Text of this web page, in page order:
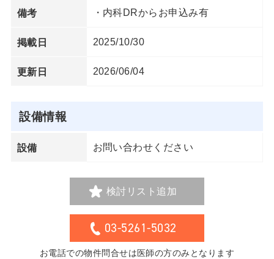
備考 ・内科DRからお申込み有
掲載日 2025/10/30
更新日 2026/06/04
設備情報
設備 お問い合わせください
検討リスト追加
03-5261-5032
お電話での物件問合せは医師の方のみとなります